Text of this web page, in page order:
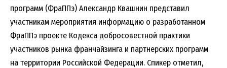
программ (ФраППэ) Александр Квашнин представил
участникам мероприятия информацию о разработанном
ФраППэ проекте Кодекса добросовестной практики
участников рынка франчайзинга и партнерских программ
на территории Российской Федерации. Спикер отметил,